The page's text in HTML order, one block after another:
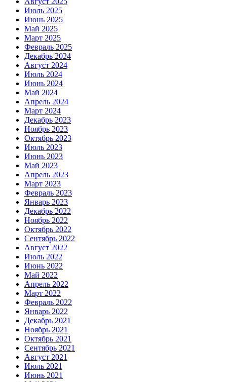
Июль 2025
Июнь 2025
Май 2025
Март 2025
Февраль 2025
Декабрь 2024
Август 2024
Июль 2024
Июнь 2024
Май 2024
Апрель 2024
Март 2024
Декабрь 2023
Ноябрь 2023
Октябрь 2023
Июль 2023
Июнь 2023
Май 2023
Апрель 2023
Март 2023
Февраль 2023
Январь 2023
Декабрь 2022
Ноябрь 2022
Октябрь 2022
Сентябрь 2022
Август 2022
Июль 2022
Июнь 2022
Май 2022
Апрель 2022
Март 2022
Февраль 2022
Январь 2022
Декабрь 2021
Ноябрь 2021
Октябрь 2021
Сентябрь 2021
Август 2021
Июль 2021
Июнь 2021